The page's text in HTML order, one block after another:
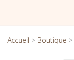
Accueil > Boutique >